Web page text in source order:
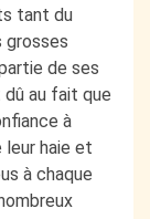
tant du
grosses
de ses
au fait que
à
leur haie et
à chaque